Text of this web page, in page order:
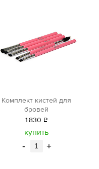
Комплект кистей для
бровей
1830 Р
уб.
купить
- +